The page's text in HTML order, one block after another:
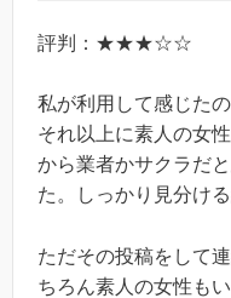
評判：★★★☆☆
私が利用して感じた
それ以上に素人の女
から業者かサクラだ
た。しっかり見分け
ただその投稿をして
ちろん素人の女性もい